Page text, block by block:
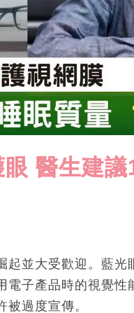
醫生建
並大受歡迎。藍光
子產品時的視覺性
過度宣傳。